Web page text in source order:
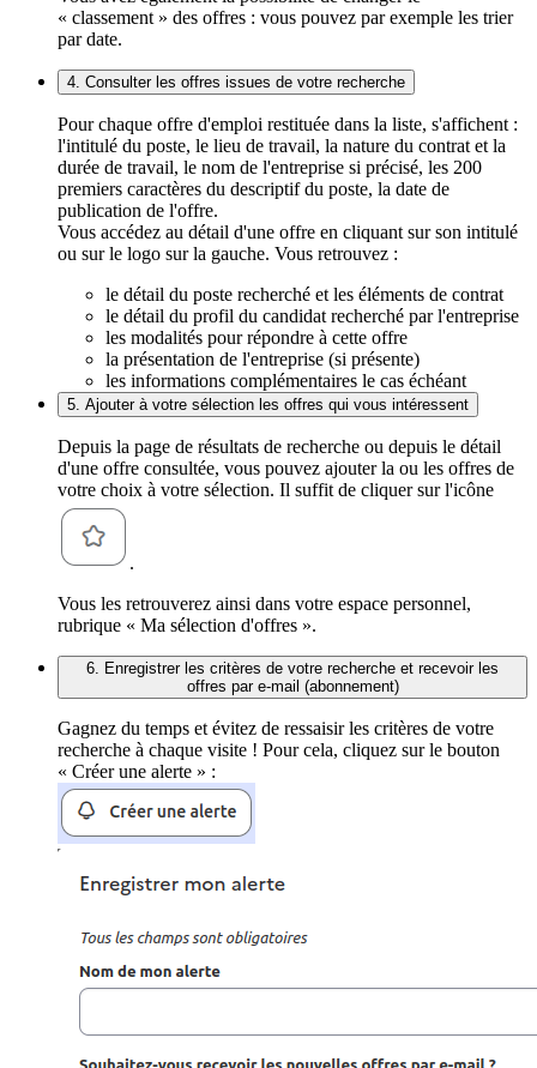
« classement » des offres : vous pouvez par exemple les trier
par date.
4. Consulter les offres issues de votre recherche
Pour chaque offre d'emploi restituée dans la liste, s'affichent :
l'intitulé du poste, le lieu de travail, la nature du contrat et la
durée de travail, le nom de l'entreprise si précisé, les 200
premiers caractères du descriptif du poste, la date de
publication de l'offre.
Vous accédez au détail d'une offre en cliquant sur son intitulé
ou sur le logo sur la gauche. Vous retrouvez :
le détail du poste recherché et les éléments de contrat
le détail du profil du candidat recherché par l'entreprise
les modalités pour répondre à cette offre
la présentation de l'entreprise (si présente)
les informations complémentaires le cas échéant
5. Ajouter à votre sélection les offres qui vous intéressent
Depuis la page de résultats de recherche ou depuis le détail
d'une offre consultée, vous pouvez ajouter la ou les offres de
votre choix à votre sélection. Il suffit de cliquer sur l'icône
.
Vous les retrouverez ainsi dans votre espace personnel,
rubrique « Ma sélection d'offres ».
6. Enregistrer les critères de votre recherche et recevoir les
offres par e-mail (abonnement)
Gagnez du temps et évitez de ressaisir les critères de votre
recherche à chaque visite ! Pour cela, cliquez sur le bouton
« Créer une alerte » :